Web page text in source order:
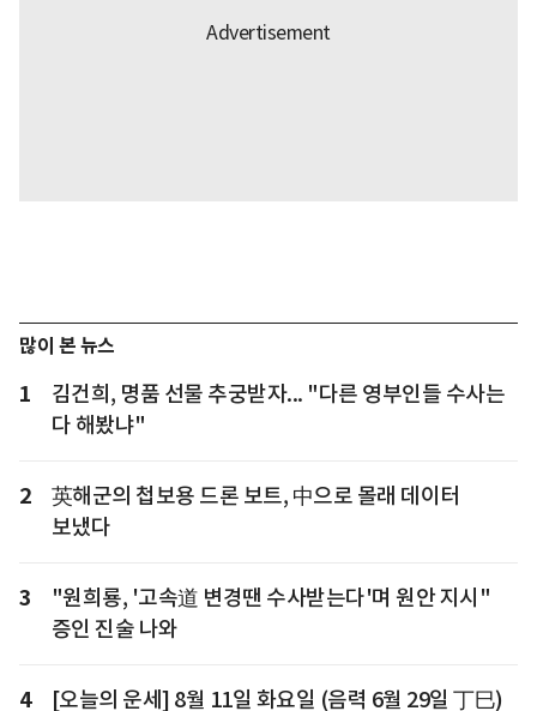
많이 본 뉴스
1
김건희, 명품 선물 추궁받자... "다른 영부인들 수사는
다 해봤냐"
2
英해군의 첩보용 드론 보트, 中으로 몰래 데이터
보냈다
3
"원희룡, '고속道 변경땐 수사받는다'며 원안 지시"
증인 진술 나와
4 [오늘의 운세] 8월 11일 화요일 (음력 6월 29일 丁巳)